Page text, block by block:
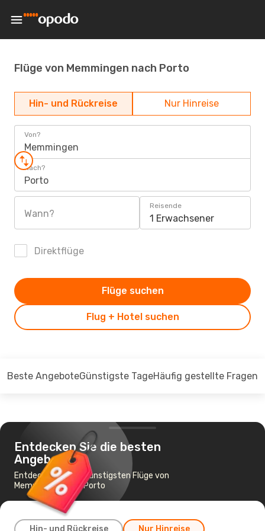
Flüge von Memmingen nach Porto
Hin- und Rückreise Nur Hinreise
Von?
Memmingen
Nach?
Porto
Wann?
Reisende
1 Erwachsener
Direktflüge
Flug + Hotel suchen
Flüge suchen
Beste AngeboteGünstigste TageHäufig gestellte Fragen
Entdecken Sie die besten
Angebote
Entdecken Sie die günstigsten Flüge von
Memmingen nach Porto
Hin- und Rückreise Nur Hinreise